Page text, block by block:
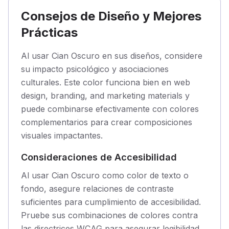
Consejos de Diseño y Mejores
Prácticas
Al usar Cian Oscuro en sus diseños, considere
su impacto psicológico y asociaciones
culturales. Este color funciona bien en web
design, branding, and marketing materials y
puede combinarse efectivamente con colores
complementarios para crear composiciones
visuales impactantes.
Consideraciones de Accesibilidad
Al usar Cian Oscuro como color de texto o
fondo, asegure relaciones de contraste
suficientes para cumplimiento de accesibilidad.
Pruebe sus combinaciones de colores contra